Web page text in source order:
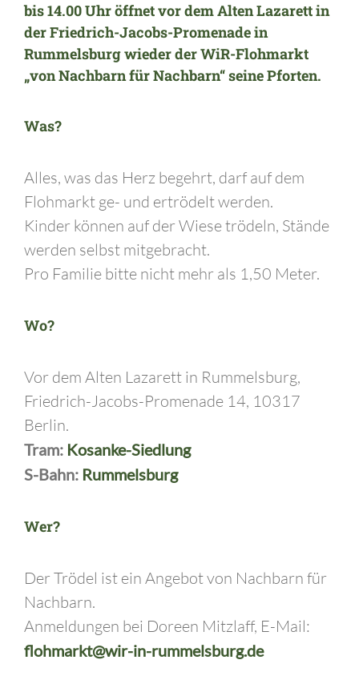
bis 14.00Uhr öffnet vor demAlten Lazarettin
der Friedrich-Jacobs-Promenade in
Rummelsburgwieder derWiR-Flohmarkt
„von Nachbarn für Nachbarn“seine Pforten.
Was?
Alles, was das Herz begehrt, darf auf dem
Flohmarkt ge- und ertrödelt werden.
Kinder können auf der Wiese trödeln, Stände
werden selbst mitgebracht.
Pro Familie bitte nicht mehr als 1,50 Meter.
Wo?
Vor dem Alten Lazarett in Rummelsburg,
Friedrich-Jacobs-Promenade 14, 10317
Berlin.
Tram: Kosanke-Siedlung
S-Bahn: Rummelsburg
Wer?
Der Trödel ist ein Angebot von Nachbarn für
Nachbarn.
Anmeldungen bei Doreen Mitzlaff, E-Mail:
flohmarkt@wir-in-rummelsburg.de